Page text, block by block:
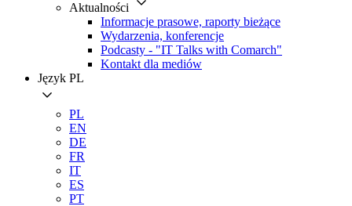
Aktualności
Informacje prasowe, raporty bieżące
Wydarzenia, konferencje
Podcasty - "IT Talks with Comarch"
Kontakt dla mediów
Język PL
PL
EN
DE
FR
IT
ES
PT